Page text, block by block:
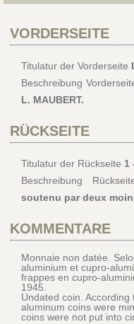
VORDERSEITE
Titulatur der Vorderseite
Beschreibung
L. MAUBERT.
RÜCKSEITE
Titulatur der Rückseite 1
Beschreibung
soutenu par deux
KOMMENTARE
Monnaie non datée.
aluminium et cupro-
frappes en cupro-
1945.
Undated coin.
aluminum coins were
coins were not put into